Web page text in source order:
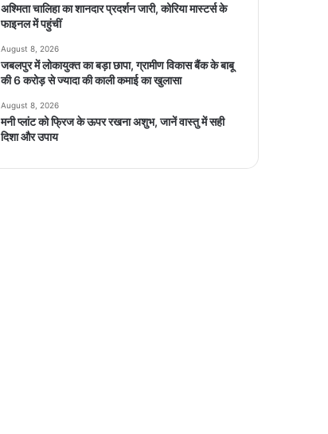
अश्मिता चालिहा का शानदार प्रदर्शन जारी, कोरिया मास्टर्स के
फाइनल में पहुंचीं
August 8, 2026
जबलपुर में लोकायुक्त का बड़ा छापा, ग्रामीण विकास बैंक के बाबू
की 6 करोड़ से ज्यादा की काली कमाई का खुलासा
August 8, 2026
मनी प्लांट को फ्रिज के ऊपर रखना अशुभ, जानें वास्तु में सही
दिशा और उपाय